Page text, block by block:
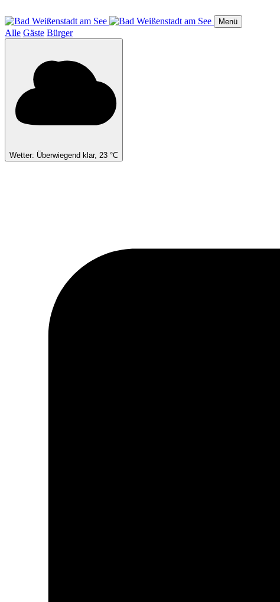
zum
Inhalt
Menü
Alle Gäste Bürger
Wetter: Überwiegend klar, 23 °C